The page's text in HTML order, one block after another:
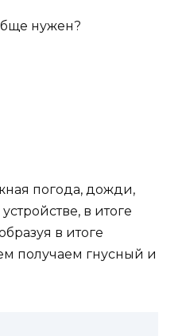
погода, дожди,
в итоге
в итоге
получаем гнусный и